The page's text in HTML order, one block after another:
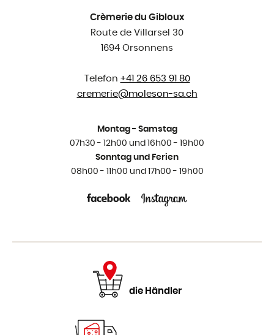
Crèmerie du Gibloux
Route de Villarsel 30
1694 Orsonnens
Telefon +41 26 653 91 80
cremerie@moleson-sa.ch
Montag - Samstag
07h30 - 12h00 und 16h00 - 19h00
Sonntag und Ferien
08h00 - 11h00 und 17h00 - 19h00
die Händler